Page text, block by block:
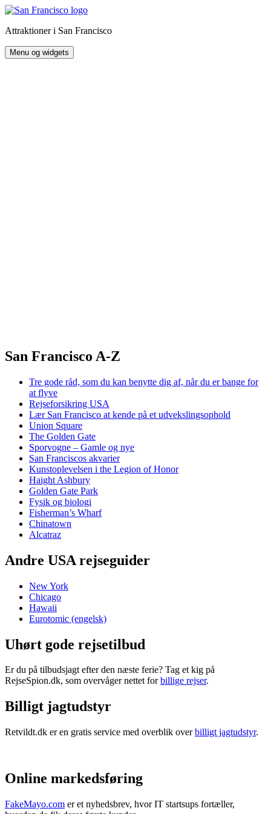
Hop
indhold
Attraktioner i San Francisco
Menu og widgets
San Francisco A-Z
Tre gode råd, som du kan benytte dig af, når du er bange for
at flyve
Rejseforsikring USA
Lær San Francisco at kende på et udvekslingsophold
Union Square
The Golden Gate
Sporvogne – Gamle og nye
San Franciscos akvarier
Kunstoplevelsen i the Legion of Honor
Haight Ashbury
Golden Gate Park
Fysik og biologi
Fisherman’s Wharf
Chinatown
Alcatraz
Andre USA rejseguider
New York
Chicago
Hawaii
Eurotomic (engelsk)
Uhørt gode rejsetilbud
Er du på tilbudsjagt efter den næste ferie? Tag et kig på
RejseSpion.dk, som overvåger nettet forbillige rejser.
Billigt jagtudstyr
Retvildt.dk er en gratis service med overblik overbilligt jagtudstyr.
Online markedsføring
FakeMayo.com er et nyhedsbrev, hvor IT startsups fortæller,